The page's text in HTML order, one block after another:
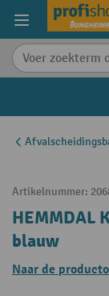
content
Artikelnummer:
HEMMDAL
blauw
Naar de